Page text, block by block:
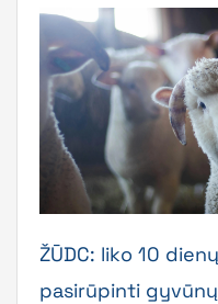
ŽŪDC: liko 10
pasirūpinti